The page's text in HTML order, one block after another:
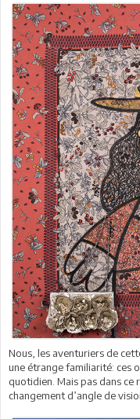
Nous, les aventuriers de
une étrange familiarité: ces
quotidien. Mais pas dans ce
changement d’angle de